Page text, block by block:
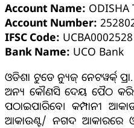
Account Name: ODISHA
Account Number:
IFSC Code: UCBA0002528
Bank Name: UCO Bank
ଓଡିଶା ଟୁଡେ ନ୍ୟୁଜ୍ ନେଟୱର୍କ୍ ପ୍ରା.
ଅନ୍ୟ କୌଣସି ଦେୟ ପୈଠ
ପଠାଇପାରିବେ। କମ୍ପାନୀ
ଆକାଉଣ୍ଟ/ ନଗଦ ଆକାରରେ